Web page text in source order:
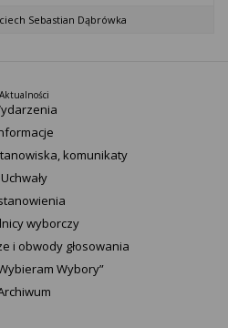
Sebastian Dąbrówka
Aktualności
komunikaty
Uchwały
wyborczy
i obwody głosowania
Wybory”